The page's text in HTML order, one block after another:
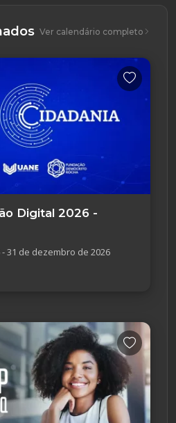
Ver calendário completo
Digital 2026 -
31 de dezembro de 2026